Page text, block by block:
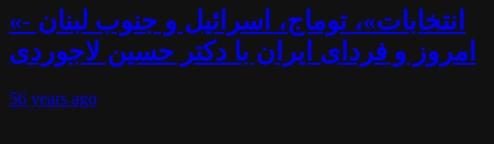
«انتخابات»، توماج، اسرائیل و جنوب لبنان -
امروز و فردای ایران با دکتر حسین لاجوردی
56 years ago